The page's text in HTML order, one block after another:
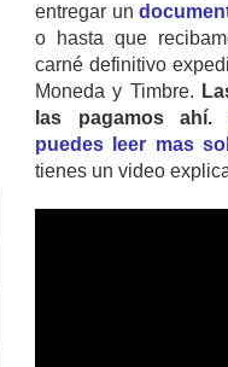
entregar un
o hasta que
carné definitivo
Moneda y Timbre.
las pagamos ahí.
puedes leer mas
tienes un video